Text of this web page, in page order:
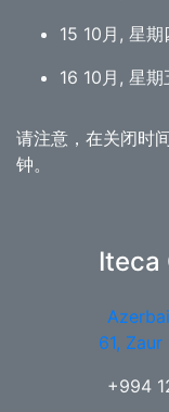
15 10月, 星
16 10月, 星
请注意，在关闭时
钟。
Iteca
61,
+994